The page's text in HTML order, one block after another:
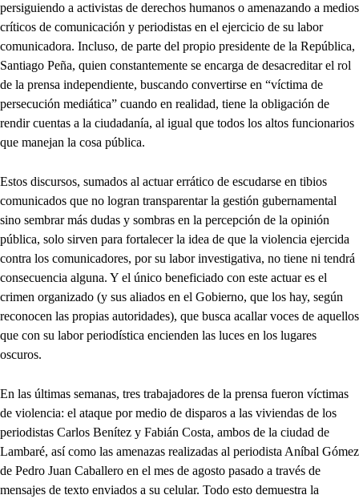
persiguiendo a activistas de derechos humanos o amenazando a medios
críticos de comunicación y periodistas en el ejercicio de su labor
comunicadora. Incluso, de parte del propio presidente de la República,
Santiago Peña, quien constantemente se encarga de desacreditar el rol
de la prensa independiente, buscando convertirse en “víctima de
persecución mediática” cuando en realidad, tiene la obligación de
rendir cuentas a la ciudadanía, al igual que todos los altos funcionarios
que manejan la cosa pública.
Estos discursos, sumados al actuar errático de escudarse en tibios
comunicados que no logran transparentar la gestión gubernamental
sino sembrar más dudas y sombras en la percepción de la opinión
pública, solo sirven para fortalecer la idea de que la violencia ejercida
contra los comunicadores, por su labor investigativa, no tiene ni tendrá
consecuencia alguna. Y el único beneficiado con este actuar es el
crimen organizado (y sus aliados en el Gobierno, que los hay, según
reconocen las propias autoridades), que busca acallar voces de aquellos
que con su labor periodística encienden las luces en los lugares
oscuros.
En las últimas semanas, tres trabajadores de la prensa fueron víctimas
de violencia: el ataque por medio de disparos a las viviendas de los
periodistas Carlos Benítez y Fabián Costa, ambos de la ciudad de
Lambaré, así como las amenazas realizadas al periodista Aníbal Gómez
de Pedro Juan Caballero en el mes de agosto pasado a través de
mensajes de texto enviados a su celular. Todo esto demuestra la